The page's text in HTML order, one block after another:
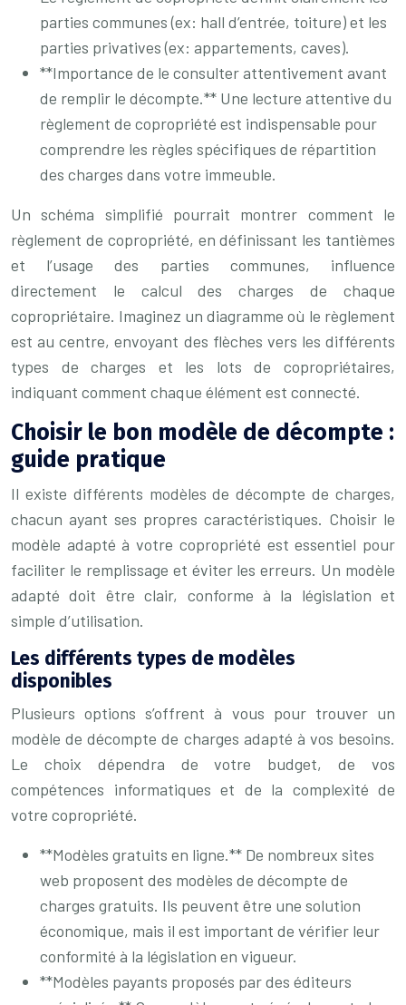
parties communes (ex: hall d’entrée, toiture) et les
parties privatives (ex: appartements, caves).
**Importance de le consulter attentivement avant
de remplir le décompte.** Une lecture attentive du
règlement de copropriété est indispensable pour
comprendre les règles spécifiques de répartition
des charges dans votre immeuble.
Un schéma simplifié pourrait montrer comment le
règlement de copropriété, en définissant les tantièmes
et l’usage des parties communes, influence
directement le calcul des charges de chaque
copropriétaire. Imaginez un diagramme où le règlement
est au centre, envoyant des flèches vers les différents
types de charges et les lots de copropriétaires,
indiquant comment chaque élément est connecté.
Choisir le bon modèle de décompte :
guide pratique
Il existe différents modèles de décompte de charges,
chacun ayant ses propres caractéristiques. Choisir le
modèle adapté à votre copropriété est essentiel pour
faciliter le remplissage et éviter les erreurs. Un modèle
adapté doit être clair, conforme à la législation et
simple d’utilisation.
Les différents types de modèles
disponibles
Plusieurs options s’offrent à vous pour trouver un
modèle de décompte de charges adapté à vos besoins.
Le choix dépendra de votre budget, de vos
compétences informatiques et de la complexité de
votre copropriété.
**Modèles gratuits en ligne.** De nombreux sites
web proposent des modèles de décompte de
charges gratuits. Ils peuvent être une solution
économique, mais il est important de vérifier leur
conformité à la législation en vigueur.
**Modèles payants proposés par des éditeurs